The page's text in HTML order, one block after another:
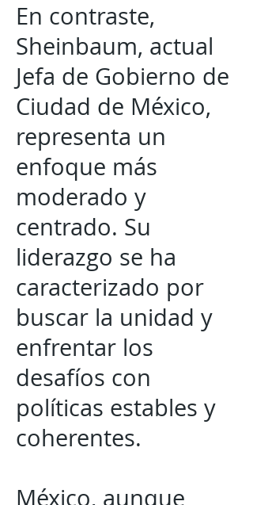
En contraste,
Sheinbaum, actual
Jefa de Gobierno de
Ciudad de México,
representa un
enfoque más
moderado y
centrado. Su
liderazgo se ha
caracterizado por
buscar la unidad y
enfrentar los
desafíos con
políticas estables y
coherentes.
México, aunque